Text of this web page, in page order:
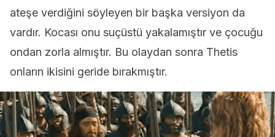
ateşe verdiğini söyleyen bir başka versiyon da
vardır. Kocası onu suçüstü yakalamıştır ve çocuğu
ondan zorla almıştır. Bu olaydan sonra Thetis
onların ikisini geride bırakmıştır.